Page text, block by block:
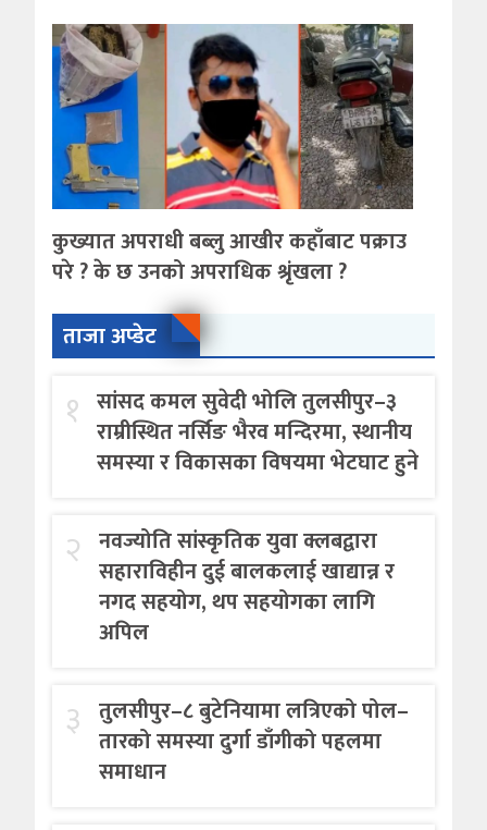
कुख्यात अपराधी बब्लु आखीर कहाँबाट पक्राउ
परे ? के छ उनको अपराधिक श्रृंखला ?
ताजा अप्डेट
१ सांसद कमल सुवेदी भोलि तुलसीपुर–३
राम्रीस्थित नर्सिङ भैरव मन्दिरमा, स्थानीय
समस्या र विकासका विषयमा भेटघाट हुने
२ नवज्योति सांस्कृतिक युवा क्लबद्वारा
सहाराविहीन दुई बालकलाई खाद्यान्न र
नगद सहयोग, थप सहयोगका लागि
अपिल
३ तुलसीपुर–८ बुटेनियामा लत्रिएको पोल–
तारको समस्या दुर्गा डाँगीको पहलमा
समाधान